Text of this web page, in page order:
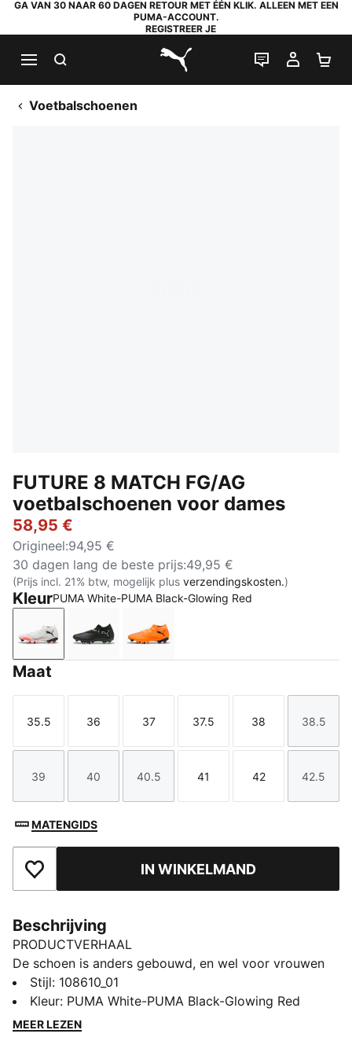
GA VAN 30 NAAR 60 DAGEN RETOUR MET ÉÉN KLIK. ALLEEN MET EEN
PUMA-ACCOUNT.
REGISTREER JE
PUMA.com
LIVE CHAT
MIJN
Voetbalschoenen
FUTURE 8 MATCH FG/AG
voetbalschoenen voor dames
58,95 €
Origineel:94,95 €
30 dagen lang de beste prijs:49,95 €
(Prijs incl. 21% btw, mogelijk plus verzendingskosten.)
KleurPUMA White-PUMA Black-Glowing Red
PUMA White-PUMA Black-Glowing Red
PUMA Black-Fizzy Light-Green Terrain
Heat Fire-PUMA Black-Ravish
Maat
Maat
35.5
Maat
36
Maat
37
Maat
37.5
Maat
38
Maat
38.5
Maat
39
Maat
40
Maat
40.5
Maat
41
Maat
42
Maat
42.5
MATENGIDS
Toegevoegd aan favorietenIN WINKELMAND
Beschrijving
PRODUCTVERHAAL
De schoen is anders gebouwd, en wel voor vrouwen
die het verschil maken. Het zachte, lichtgewicht
bovenwerk van mesh verbetert de pasvorm en
stabiliteit, terwijl de verhoogde mesh-lijnen met
Stijl: 108610_01
Kleur: PUMA White-PUMA Black-Glowing Red
MEER LEZEN